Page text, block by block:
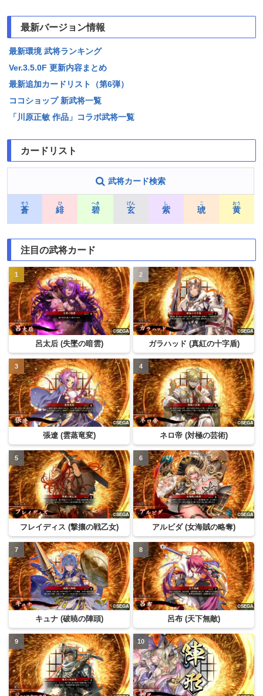
最新バージョン情報
最新環境 武将ランキング
Ver.3.5.0F 更新内容まとめ
最新追加カードリスト（第6弾）
ココショップ 新武将一覧
「川原正敏 作品」コラボ武将一覧
カードリスト
武将カード検索
蒼
そう
緋
ひ
碧
へき
玄
げん
紫
し
琥
こ
黄
おう
注目の武将カード
呂太后 (失墜の暗雲) ガラハッド (真紅の十字盾)
張遼 (雲蒸竜変) ネロ帝 (対極の芸術)
フレイディス (撃攘の戦乙女) アルビダ (女海賊の略奪)
キュナ (破暁の陣頭) 呂布 (天下無敵)